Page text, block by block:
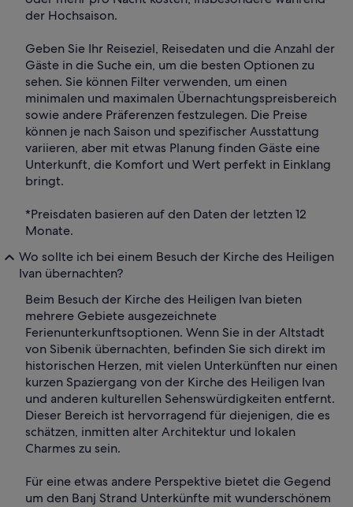
der Hochsaison.
Geben Sie Ihr Reiseziel, Reisedaten und die Anzahl der
Gäste in die Suche ein, um die besten Optionen zu
sehen. Sie können Filter verwenden, um einen
minimalen und maximalen Übernachtungspreisbereich
sowie andere Präferenzen festzulegen. Die Preise
können je nach Saison und spezifischer Ausstattung
variieren, aber mit etwas Planung finden Gäste eine
Unterkunft, die Komfort und Wert perfekt in Einklang
bringt.
*Preisdaten basieren auf den Daten der letzten 12
Monate.
Wo sollte ich bei einem Besuch der Kirche des Heiligen
Ivan übernachten?
Beim Besuch der Kirche des Heiligen Ivan bieten
mehrere Gebiete ausgezeichnete
Ferienunterkunftsoptionen. Wenn Sie in der Altstadt
von Sibenik übernachten, befinden Sie sich direkt im
historischen Herzen, mit vielen Unterkünften nur einen
kurzen Spaziergang von der Kirche des Heiligen Ivan
und anderen kulturellen Sehenswürdigkeiten entfernt.
Dieser Bereich ist hervorragend für diejenigen, die es
schätzen, inmitten alter Architektur und lokalen
Charmes zu sein.
Für eine etwas andere Perspektive bietet die Gegend
um den Banj Strand Unterkünfte mit wunderschönem